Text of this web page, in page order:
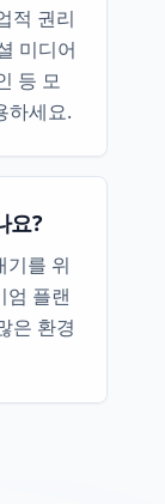
적 권리
미디어
등 모
하세요.
요?
기를 위
엄 플랜
은 환경